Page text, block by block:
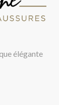
élégante